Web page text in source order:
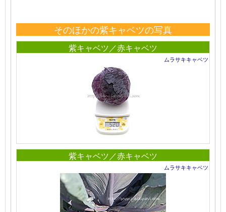
そのほかの紫キャベツの写真
紫キャベツ／赤キャベツ
ムラサキキャベツ
紫キャベツ／赤キャベツ
ムラサキキャベツ